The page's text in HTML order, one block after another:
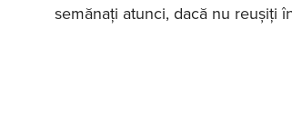
semănați atunci, dacă nu reușiți